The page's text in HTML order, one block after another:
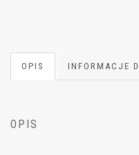
OPIS INFORMACJE
OPIS